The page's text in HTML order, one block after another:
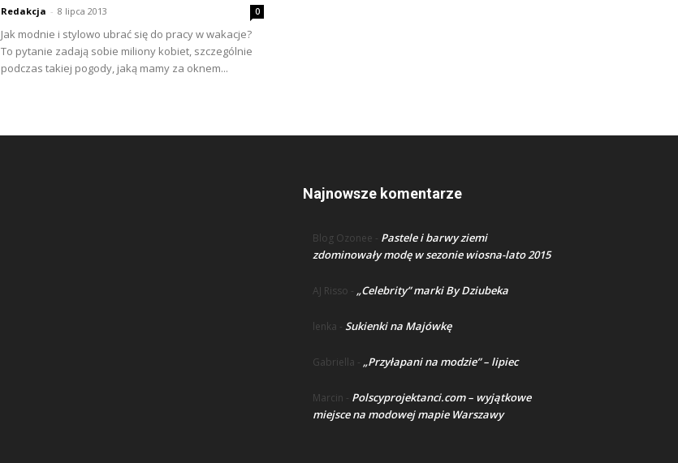
Redakcja - 8 lipca 2013 0
Jak modnie i stylowo ubrać się do pracy w wakacje?
To pytanie zadają sobie miliony kobiet, szczególnie
podczas takiej pogody, jaką mamy za oknem...
Najnowsze komentarze
Blog Ozonee - Pastele i barwy ziemi
zdominowały modę w sezonie wiosna-lato 2015
AJ Risso - „Celebrity” marki By Dziubeka
lenka - Sukienki na Majówkę
Gabriella - „Przyłapani na modzie” – lipiec
Marcin - Polscyprojektanci.com – wyjątkowe
miejsce na modowej mapie Warszawy